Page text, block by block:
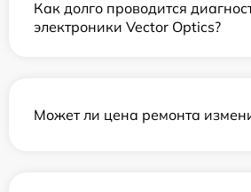
Как долго проводится
электроники Vector Optics?
Может ли цена ремонта